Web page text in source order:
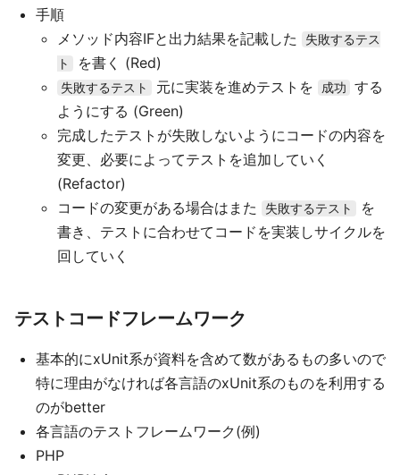
手順
メソッド内容IFと出力結果を記載した
失敗するテス
ト
を書く (Red)
失敗するテスト 元に実装を進めテストを 成功
する
ようにする (Green)
完成したテストが失敗しないようにコードの内容を
変更、必要によってテストを追加していく
(Refactor)
コードの変更がある場合はまた
失敗するテスト
を
書き、テストに合わせてコードを実装しサイクルを
回していく
テストコードフレームワーク
基本的にxUnit系が資料を含めて数があるもの多いので
特に理由がなければ各言語のxUnit系のものを利用する
のがbetter
各言語のテストフレームワーク(例)
PHP